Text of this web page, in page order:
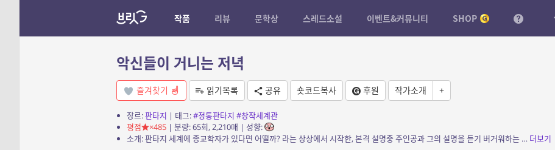
작품 리뷰 문학상 스레드소설 이벤트&커뮤니티 SHOP
악신들이 거니는 저녁
즐겨찾기 읽기목록 공유 숏코드복사 후원 작가소개 +
장르:판타지 | 태그:#정통판타지 #창작세계관
평점
×485| 분량: 65회, 2,210매 | 성향:
소개: 판타지 세계에 종교학자가 있다면 어떨까? 라는 상상에서 시작한, 본격 설명충 주인공과 그의 설명을 듣기 버거워하는 동료들의 모험 이야기. 더보기